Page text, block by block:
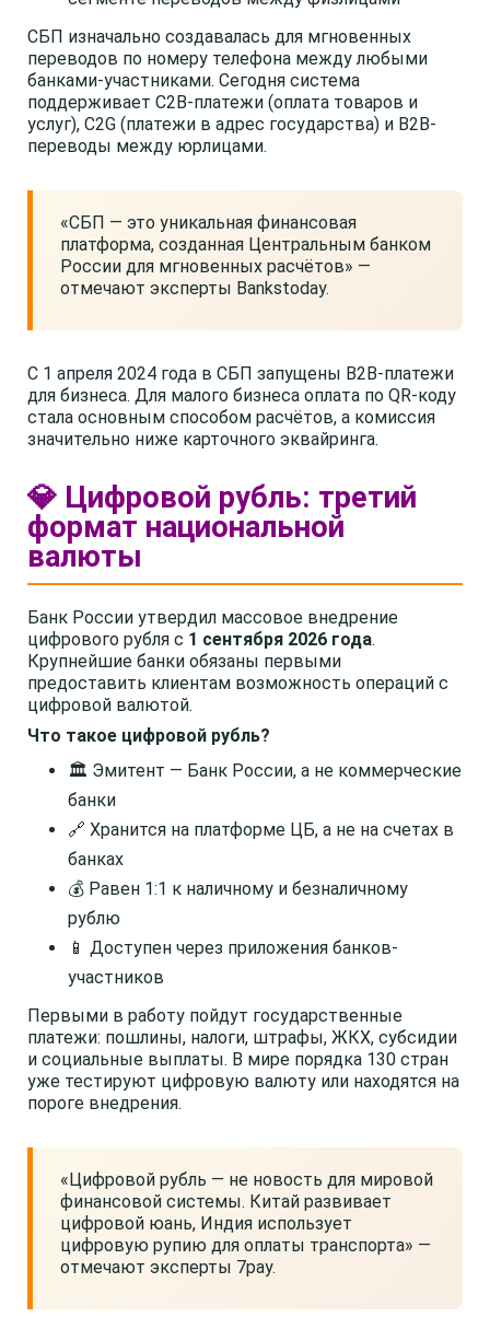
СБП изначально создавалась для мгновенных
переводов по номеру телефона между любыми
банками-участниками. Сегодня система
поддерживает C2B-платежи (оплата товаров и
услуг), C2G (платежи в адрес государства) и B2B-
переводы между юрлицами.
«СБП — это уникальная финансовая
платформа, созданная Центральным банком
России для мгновенных расчётов» —
отмечают эксперты Bankstoday.
С 1 апреля 2024 года в СБП запущены B2B-платежи
для бизнеса. Для малого бизнеса оплата по QR-коду
стала основным способом расчётов, а комиссия
значительно ниже карточного эквайринга.
💎 Цифровой рубль: третий
формат национальной
валюты
Банк России утвердил массовое внедрение
цифрового рубля с 1 сентября 2026 года.
Крупнейшие банки обязаны первыми
предоставить клиентам возможность операций с
цифровой валютой.
Что такое цифровой рубль?
🏛️ Эмитент — Банк России, а не коммерческие
банки
🔗 Хранится на платформе ЦБ, а не на счетах в
банках
💰 Равен 1:1 к наличному и безналичному
рублю
📱 Доступен через приложения банков-
участников
Первыми в работу пойдут государственные
платежи: пошлины, налоги, штрафы, ЖКХ, субсидии
и социальные выплаты. В мире порядка 130 стран
уже тестируют цифровую валюту или находятся на
пороге внедрения.
«Цифровой рубль — не новость для мировой
финансовой системы. Китай развивает
цифровой юань, Индия использует
цифровую рупию для оплаты транспорта» —
отмечают эксперты 7pay.